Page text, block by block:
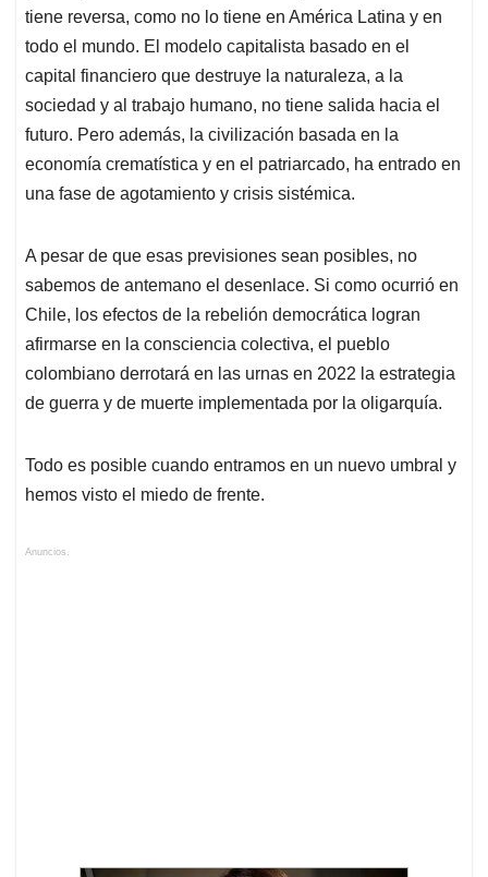
tiene reversa, como no lo tiene en América Latina y en
todo el mundo. El modelo capitalista basado en el
capital financiero que destruye la naturaleza, a la
sociedad y al trabajo humano, no tiene salida hacia el
futuro. Pero además, la civilización basada en la
economía crematística y en el patriarcado, ha entrado en
una fase de agotamiento y crisis sistémica.
A pesar de que esas previsiones sean posibles, no
sabemos de antemano el desenlace. Si como ocurrió en
Chile, los efectos de la rebelión democrática logran
afirmarse en la consciencia colectiva, el pueblo
colombiano derrotará en las urnas en 2022 la estrategia
de guerra y de muerte implementada por la oligarquía.
Todo es posible cuando entramos en un nuevo umbral y
hemos visto el miedo de frente.
Anuncios.